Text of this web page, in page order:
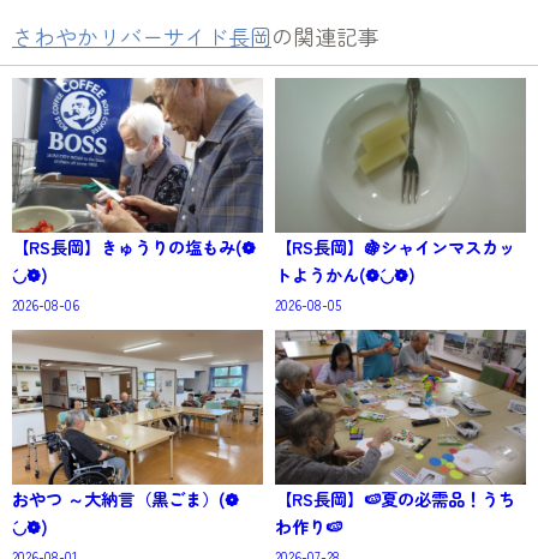
さわやかリバーサイド長岡の関連記事
【RS長岡】きゅうりの塩もみ(❁
´◡`❁)
2026-08-06
【RS長岡】🍇シャインマスカッ
トようかん(❁´◡`❁)
2026-08-05
おやつ ～大納言（黒ごま）(❁
´◡`❁)
【RS長岡】🍉夏の必需品！うち
わ作り🍉